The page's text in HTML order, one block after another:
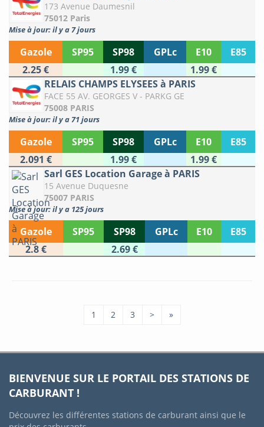
173 Avenue Daumesnil
75012 Paris
Mise à jour: il y a 7 jours
Gazole SP95 SP98 GPLc E10
E85
2.25 €
1.99 €
1.99 €
RELAIS CHAMPS ELYSEES à PARIS
FACE 55 AV. GEORGES V - PARKG GE
75008 PARIS
Mise à jour: il y a 71 jours
Gazole SP95 SP98 GPLc E10
E85
2.091 €
1.99 €
1.99 €
Sarl GES Location Garage à PARIS
15 Avenue Duquesne
75007 PARIS
Mise à jour: il y a 125 jours
Gazole SP95 SP98 GPLc E10
E85
2.8 €
2.69 €
1 2 3 > »
BIENVENUE SUR LE PORTAIL DES STATIONS DE
CARBURANT !
Découvrez les différentes stations de carburant ainsi que le